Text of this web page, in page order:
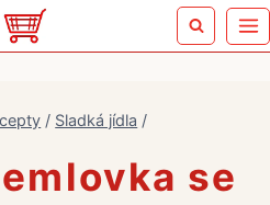
/ Sladká jídla /
se